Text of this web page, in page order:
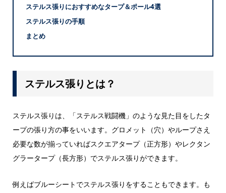
ステルス張りにおすすめなタープ＆ポール4選
ステルス張りの手順
まとめ
ステルス張りとは？
ステルス張りは、「ステルス戦闘機」のような見た目をしたタ
ープの張り方の事をいいます。グロメット（穴）やループさえ
必要な数が揃っていればスクエアタープ（正方形）やレクタン
グラータープ（長方形）でステルス張りができます。
例えばブルーシートでステルス張りをすることもできます。も